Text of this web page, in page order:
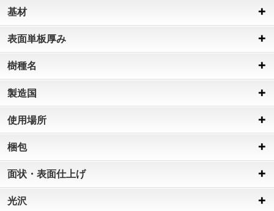
基材
表面単板厚み
樹種名
製造国
使用場所
梱包
面状・表面仕上げ
光沢